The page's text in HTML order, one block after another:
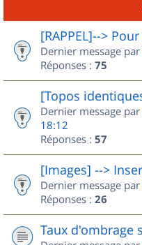
[RAPPEL]-->
Dernier message par
Réponses : 75
[Topos
Dernier message par
18:12
Réponses : 57
[Images] -->
Dernier message par
Réponses : 26
Taux d'ombrage